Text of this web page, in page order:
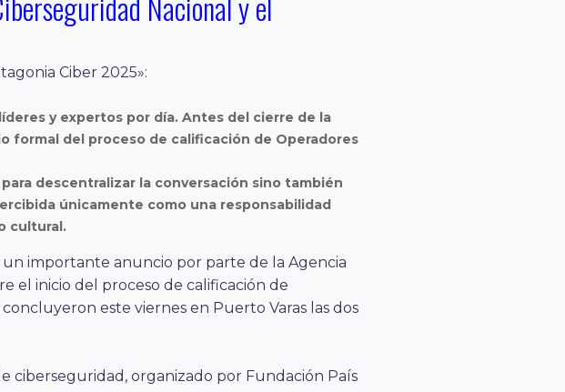
Ciber 2025»:
y expertos por día. Antes del cierre de la
formal del proceso de calificación de Operadores
descentralizar la conversación sino también
únicamente como una responsabilidad
cultural.
un importante anuncio por parte de la Agencia
el inicio del proceso de calificación de
este viernes en Puerto Varas las dos
ciberseguridad, organizado por Fundación País